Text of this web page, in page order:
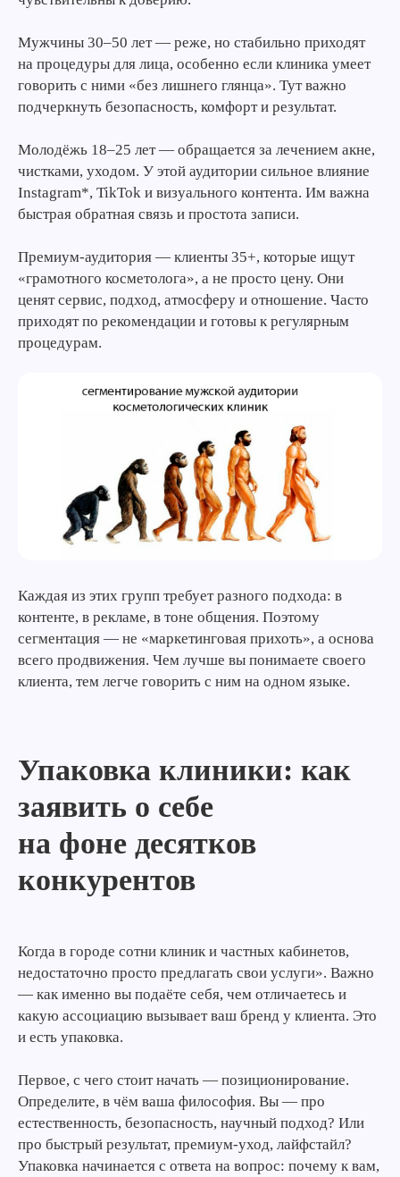
Мужчины 30–50 лет — реже, но стабильно приходят
на процедуры для лица, особенно если клиника умеет
говорить с ними «без лишнего глянца». Тут важно
подчеркнуть безопасность, комфорт и результат.
Молодёжь 18–25 лет — обращается за лечением акне,
чистками, уходом. У этой аудитории сильное влияние
Instagram*, TikTok и визуального контента. Им важна
быстрая обратная связь и простота записи.
Премиум-аудитория — клиенты 35+, которые ищут
«грамотного косметолога», а не просто цену. Они
ценят сервис, подход, атмосферу и отношение. Часто
приходят по рекомендации и готовы к регулярным
процедурам.
Каждая из этих групп требует разного подхода: в
контенте, в рекламе, в тоне общения. Поэтому
сегментация — не «маркетинговая прихоть», а основа
всего продвижения. Чем лучше вы понимаете своего
клиента, тем легче говорить с ним на одном языке.
Упаковка клиники: как
заявить о себе
на фоне десятков
конкурентов
Когда в городе сотни клиник и частных кабинетов,
недостаточно просто предлагать свои услуги». Важно
— как именно вы подаёте себя, чем отличаетесь и
какую ассоциацию вызывает ваш бренд у клиента. Это
и есть упаковка.
Первое, с чего стоит начать — позиционирование.
Определите, в чём ваша философия. Вы — про
естественность, безопасность, научный подход? Или
про быстрый результат, премиум-уход, лайфстайл?
Упаковка начинается с ответа на вопрос: почему к вам,